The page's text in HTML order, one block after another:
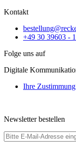
Kontakt
+49 30 39603 -
Folge uns auf
Digitale
Ihre
Newsletter bestellen